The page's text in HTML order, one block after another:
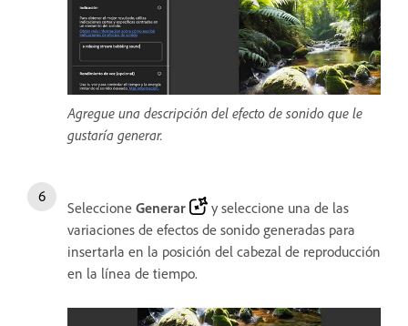
Agregue una descripción del efecto de sonido que le
gustaría generar.
Seleccione Generar
y seleccione una de las
variaciones de efectos de sonido generadas para
insertarla en la posición del cabezal de reproducción
en la línea de tiempo.